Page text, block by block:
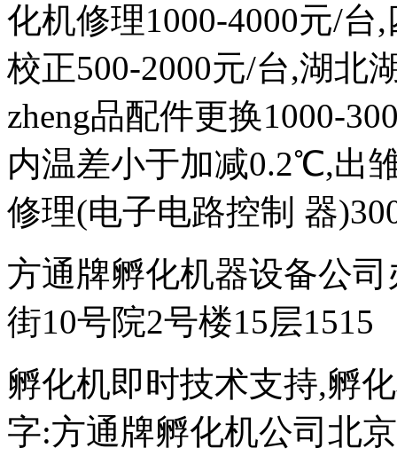
化机修理1000-4000元/
校正500-2000元/台,湖北
zheng品配件更换1000-
内温差小于加减0.2℃,出
修理(电子电路控制 器
方通牌孵化机器设备公
街10号院2号楼15层1515
孵化机即时技术支持,孵
字:方通牌孵化机公司北